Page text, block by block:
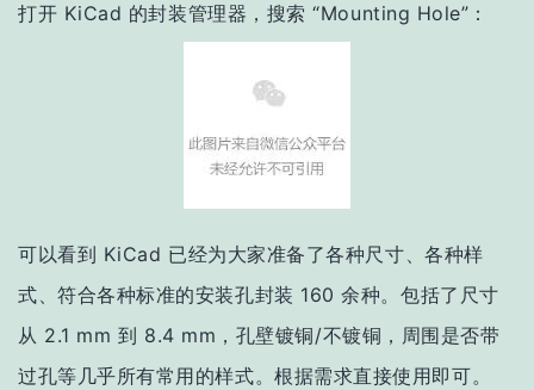
打开 KiCad 的封装管理器，搜索 “Mounting Hole”：
可以看到 KiCad 已经为大家准备了各种尺寸、各种样
式、符合各种标准的安装孔封装 160 余种。包括了尺寸
从 2.1 mm 到 8.4 mm，孔壁镀铜/不镀铜，周围是否带
过孔等几乎所有常用的样式。根据需求直接使用即可。